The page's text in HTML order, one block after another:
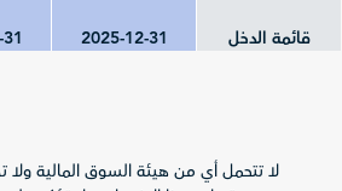
قائمة الدخل 2025-12-31
صافي الربح
لا تتحمل أي من هيئة السوق المالية